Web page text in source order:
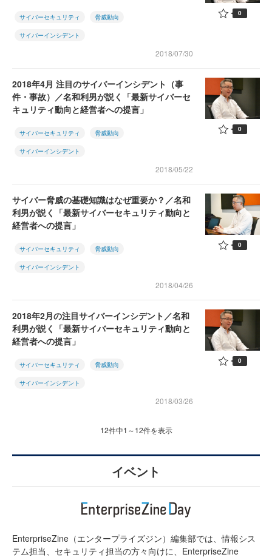
サイバーセキュリティ 脅威動向
サイバーインシデント
2018/07/30
0
2018年4月 注目のサイバーインシデント（事
件・事故）／名和利男が説く「最新サイバーセ
キュリティ動向と経営者への提言」
サイバーセキュリティ 脅威動向
サイバーインシデント
2018/05/22
0
サイバー脅威の基礎知識はなぜ重要か？／名和
利男が説く「最新サイバーセキュリティ動向と
経営者への提言」
サイバーセキュリティ 脅威動向
サイバーインシデント
2018/04/26
0
2018年2月の注目サイバーインシデント／名和
利男が説く「最新サイバーセキュリティ動向と
経営者への提言」
サイバーセキュリティ 脅威動向
サイバーインシデント
2018/03/26
0
12件中1～12件を表示
イベント
EnterpriseZine（エンタープライズジン）編集部では、情報シス
テム担当、セキュリティ担当の方々向けに、EnterpriseZine